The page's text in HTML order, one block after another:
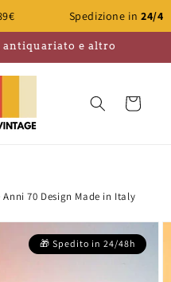
Spedizione in24/48h🚚
antiquariato e altro
Carrello
70 Design Made in Italy